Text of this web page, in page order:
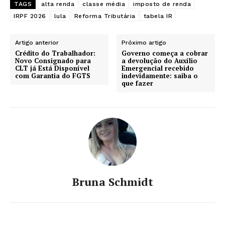
TAGS alta renda classe média
imposto de renda
IRPF 2026
lula Reforma Tributária tabela IR
Artigo anterior
Crédito do Trabalhador:
Novo Consignado para
CLT já Está Disponível
com Garantia do FGTS
Próximo artigo
Governo começa a cobrar
a devolução do Auxílio
Emergencial recebido
indevidamente: saiba o
que fazer
Bruna Schmidt